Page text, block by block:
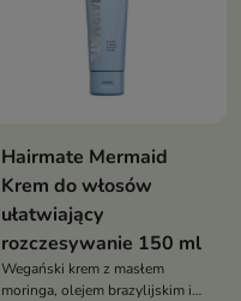
Hairmate Mermaid
Krem do włosów
ułatwiający
rozczesywanie 150 ml
Wegański krem z masłem
moringa, olejem brazylijskim i